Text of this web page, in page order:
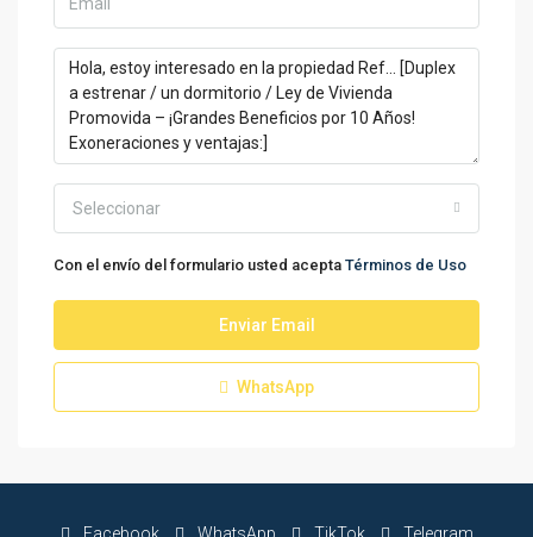
Seleccionar
Con el envío del formulario usted acepta Términos de Uso
Enviar Email
WhatsApp
Facebook WhatsApp TikTok Telegram